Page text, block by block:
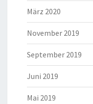
März 2020
November 2019
September 2019
Juni 2019
Mai 2019